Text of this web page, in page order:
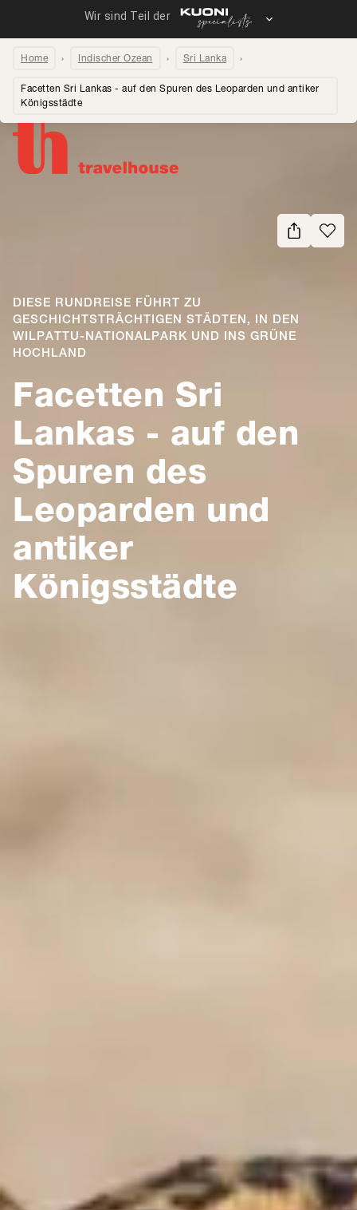
Home Indischer Ozean Sri Lanka
Facetten Sri Lankas - auf den Spuren des Leoparden und antiker
Königsstädte
Facetten Sri
Lankas - auf den
Spuren des
Leoparden und
antiker
Königsstädte
DIESE RUNDREISE FÜHRT ZU
GESCHICHTSTRÄCHTIGEN STÄDTEN, IN DEN
WILPATTU-NATIONALPARK UND INS GRÜNE
HOCHLAND